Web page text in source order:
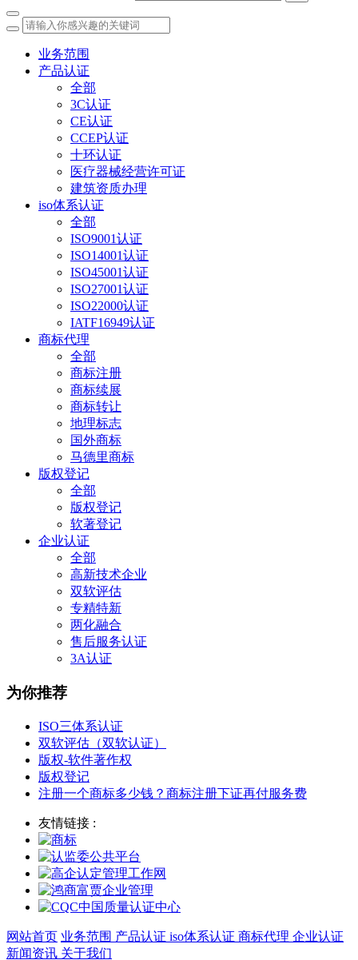
业务范围
产品认证
全部
3C认证
CE认证
CCEP认证
十环认证
医疗器械经营许可证
建筑资质办理
iso体系认证
全部
ISO9001认证
ISO14001认证
ISO45001认证
ISO27001认证
ISO22000认证
IATF16949认证
商标代理
全部
商标注册
商标续展
商标转让
地理标志
国外商标
马德里商标
版权登记
全部
版权登记
软著登记
企业认证
全部
高新技术企业
双软评估
专精特新
两化融合
售后服务认证
3A认证
为你推荐
ISO三体系认证
双软评估（双软认证）
版权-软件著作权
版权登记
注册一个商标多少钱？商标注册下证再付服务费
友情链接 :
网站首页 业务范围 产品认证 iso体系认证 商标代理 企业认证
新闻资讯 关于我们